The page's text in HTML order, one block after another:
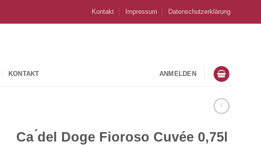
Kontakt Impressum Datenschutzerklärung
KONTAKT ANMELDEN
Ca ́del Doge Fioroso Cuvée 0,75l